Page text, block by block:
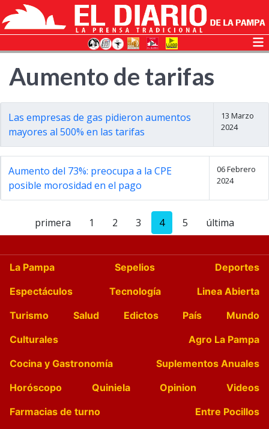
Aumento de tarifas
Las empresas de gas pidieron aumentos
mayores al 500% en las tarifas
13 Marzo
2024
Aumento del 73%: preocupa a la CPE
posible morosidad en el pago
06 Febrero
2024
primera 1 2 3 4 5 última
La Pampa Sepelios
Deportes
Espectáculos
Tecnología
Linea Abierta
Turismo
Salud Edictos País
Mundo
Culturales
Agro La Pampa
Cocina y Gastronomía
Suplementos Anuales
Horóscopo
Quiniela Opinion
Videos
Farmacias de turno
Entre Pocillos